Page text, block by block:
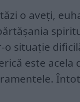
o aveţi,
o situaţie
este